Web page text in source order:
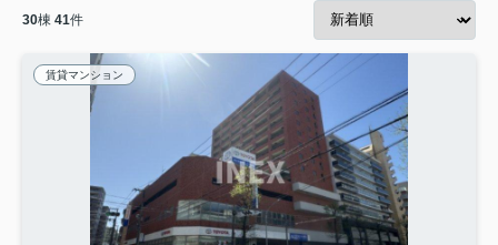
30棟 41件
賃貸マンション